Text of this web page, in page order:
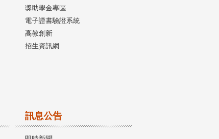
獎助學金專區
電子證書驗證系統
高教創新
招生資訊網
訊息公告